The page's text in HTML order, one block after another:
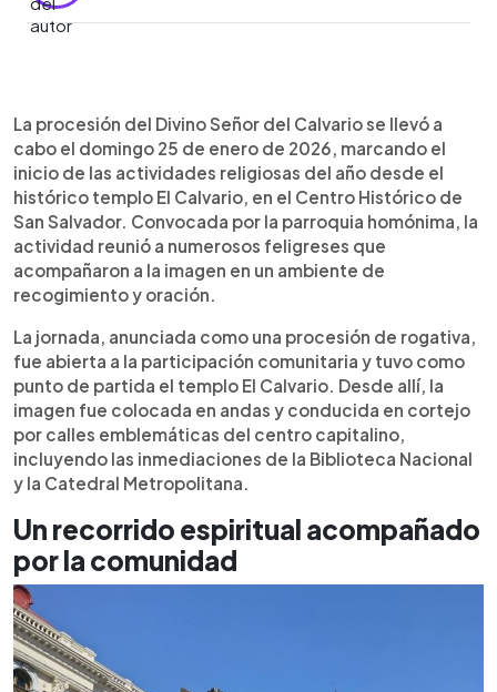
Escuchar artículo
El domingo 25 de enero de 2026 se realizó la
primera procesión del año en honor al Divino Señor
del Calvario, organizada por la parroquia El
Calvario en el Centro Histórico de San Salvador.
La imagen fue acompañada por numerosos fieles
en un recorrido de oración y cantos por calles
emblemáticas como la Biblioteca Nacional y la
Catedral Metropolitana. La actividad fue
antecedida por una novena del 16 al 24 de enero.
El cortejo concluyó con una misa solemne en el
templo, destacando el sentido de unidad y
devoción que caracteriza esta tradicional
manifestación religiosa en la capital salvadoreña.
La procesión del Divino Señor del Calvario se llevó a
cabo el domingo 25 de enero de 2026, marcando el
inicio de las actividades religiosas del año desde el
histórico templo El Calvario, en el Centro Histórico de
San Salvador. Convocada por la parroquia homónima, la
actividad reunió a numerosos feligreses que
acompañaron a la imagen en un ambiente de
recogimiento y oración.
La jornada, anunciada como una procesión de rogativa,
fue abierta a la participación comunitaria y tuvo como
punto de partida el templo El Calvario. Desde allí, la
imagen fue colocada en andas y conducida en cortejo
por calles emblemáticas del centro capitalino,
incluyendo las inmediaciones de la Biblioteca Nacional
y la Catedral Metropolitana.
Un recorrido espiritual acompañado
por la comunidad